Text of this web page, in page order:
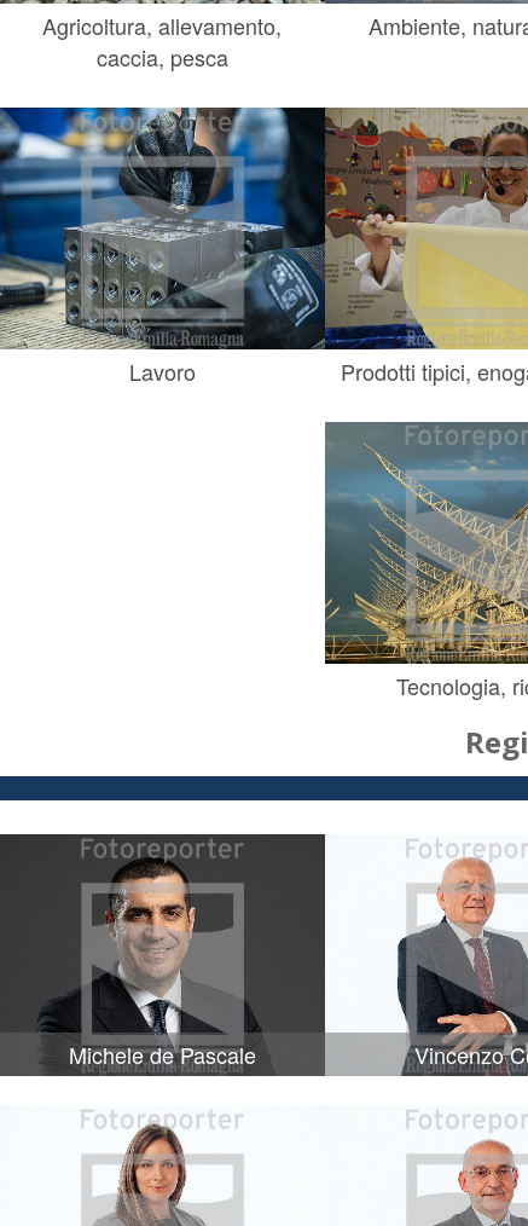
Agricoltura, allevamento,
caccia, pesca
Ambiente,
Lavoro Prodotti tipici,
Tecnologia,
Michele de Pascale Vincenzo